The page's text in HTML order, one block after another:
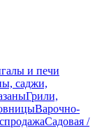
и печи
саджи,
Грили,
Варочно-
Садовая /